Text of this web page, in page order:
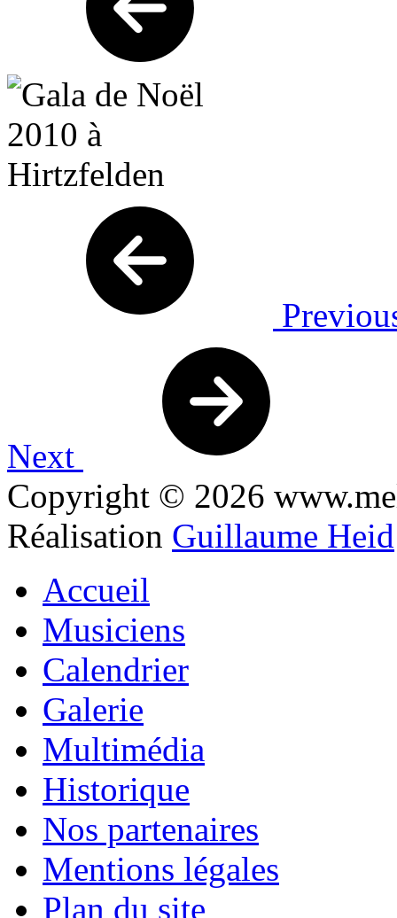
Next
Copyright © 2026
Réalisation Guillaume Heid
Accueil
Musiciens
Calendrier
Galerie
Multimédia
Historique
Nos partenaires
Mentions légales
Plan du site